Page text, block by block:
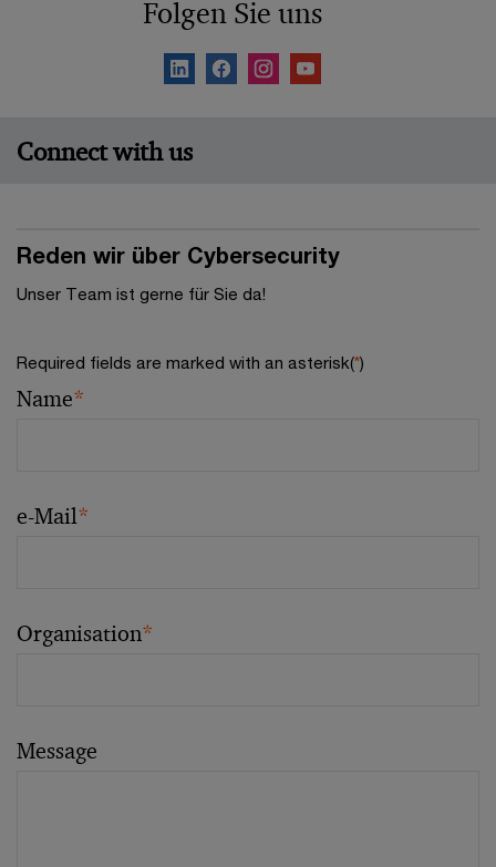
Folgen Sie uns
Connect with us
Reden wir über Cybersecurity
Unser Team ist gerne für Sie da!
Required fields are marked with an asterisk(*)
Name*
e-Mail*
Organisation*
Message